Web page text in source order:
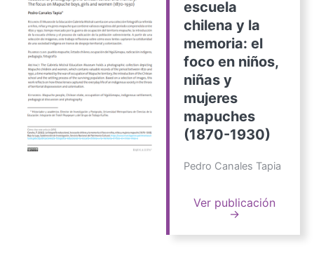
escuela
chilena y la
memoria: el
foco en niños,
niñas y
mujeres
mapuches
(1870-1930)
Pedro Canales Tapia
Ver publicación
→